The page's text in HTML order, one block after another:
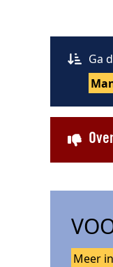
Ga
Meer